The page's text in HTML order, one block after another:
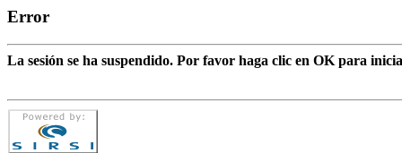
Error
La sesión se ha suspendido. Por favor haga clic en OK para